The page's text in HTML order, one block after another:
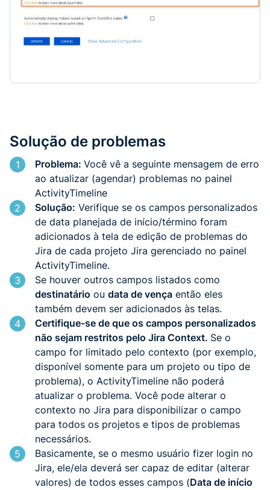
Solução de problemas
1 Problema: Você vê a seguinte mensagem de erro
ao atualizar (agendar) problemas no painel
ActivityTimeline
2
Solução: Verifique se os campos personalizados
de data planejada de início/término foram
adicionados à tela de edição de problemas do
Jira de cada projeto Jira gerenciado no painel
ActivityTimeline.
3
Se houver outros campos listados como
destinatário ou data de vença então eles
também devem ser adicionados às telas.
4
Certifique-se de que os campos personalizados
não sejam restritos pelo Jira Context. Se o
campo for limitado pelo contexto (por exemplo,
disponível somente para um projeto ou tipo de
problema), o ActivityTimeline não poderá
atualizar o problema. Você pode alterar o
contexto no Jira para disponibilizar o campo
para todos os projetos e tipos de problemas
necessários.
5
Basicamente, se o mesmo usuário fizer login no
Jira, ele/ela deverá ser capaz de editar (alterar
valores) de todos esses campos (Data de início